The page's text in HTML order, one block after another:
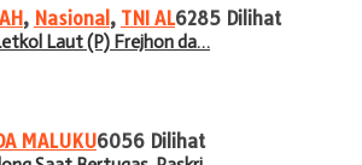
, Nasional , TNI AL6285 Dilihat
Laut (P) Frejhon da…
MALUKU6056 Dilihat